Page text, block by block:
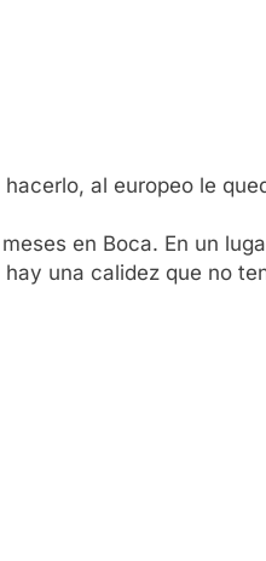
al europeo le
en Boca. En un
una calidez que no